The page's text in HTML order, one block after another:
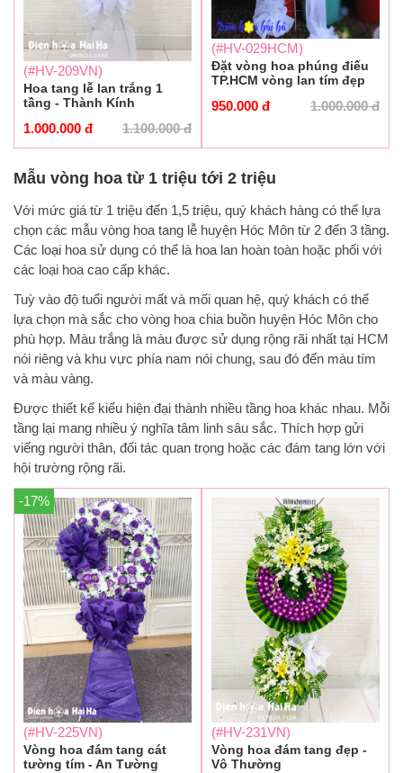
(#HV-209VN)
Hoa tang lễ lan trắng 1
tầng - Thành Kính
1.100.000đ
1.000.000 đ
(#HV-029HCM)
Đặt vòng hoa phúng điếu
TP.HCM vòng lan tím đẹp
1.000.000đ
950.000 đ
Mẫu vòng hoa từ 1 triệu tới 2 triệu
Với mức giá từ 1 triệu đến 1,5 triệu, quý khách hàng có thể lựa
chọn các mẫu vòng hoa tang lễ huyện Hóc Môn từ 2 đến 3 tầng.
Các loại hoa sử dụng có thể là hoa lan hoàn toàn hoặc phối với
các loại hoa cao cấp khác.
Tuỳ vào độ tuổi người mất và mối quan hệ, quý khách có thể
lựa chọn mà sắc cho vòng hoa chia buồn huyện Hóc Môn cho
phù hợp. Màu trắng là màu được sử dụng rộng rãi nhất tại HCM
nói riêng và khu vực phía nam nói chung, sau đó đến màu tím
và màu vàng.
Được thiết kế kiểu hiện đại thành nhiều tầng hoa khác nhau. Mỗi
tầng lại mang nhiều ý nghĩa tâm linh sâu sắc. Thích hợp gửi
viếng người thân, đối tác quan trọng hoặc các đám tang lớn với
hội trường rộng rãi.
-17%
(#HV-225VN)
Vòng hoa đám tang cát
tường tím - An Tường
(#HV-231VN)
Vòng hoa đám tang đẹp -
Vô Thường